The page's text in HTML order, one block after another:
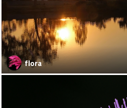
flora